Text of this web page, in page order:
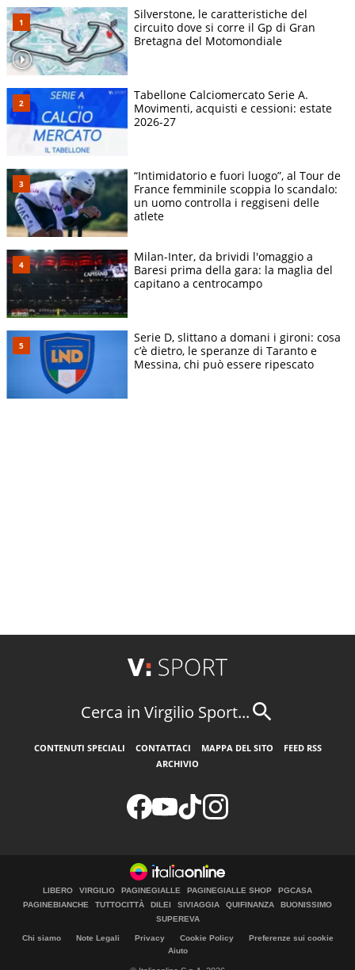
Silverstone, le caratteristiche del
circuito dove si corre il Gp di Gran
Bretagna del Motomondiale
Tabellone Calciomercato Serie A.
Movimenti, acquisti e cessioni: estate
2026-27
“Intimidatorio e fuori luogo”, al Tour de
France femminile scoppia lo scandalo:
un uomo controlla i reggiseni delle
atlete
Milan-Inter, da brividi l'omaggio a
Baresi prima della gara: la maglia del
capitano a centrocampo
Serie D, slittano a domani i gironi: cosa
c’è dietro, le speranze di Taranto e
Messina, chi può essere ripescato
Cerca in Virgilio Sport...
CONTENUTI SPECIALI CONTATTACI MAPPA DEL SITO
FEED RSS
ARCHIVIO
LIBERO VIRGILIO PAGINEGIALLE PAGINEGIALLE SHOP
PGCASA
PAGINEBIANCHE
TUTTOCITTÀ DILEI SIVIAGGIA QUIFINANZA
BUONISSIMO
SUPEREVA
Chi siamo Note Legali Privacy Cookie Policy
Preferenze sui cookie
Aiuto